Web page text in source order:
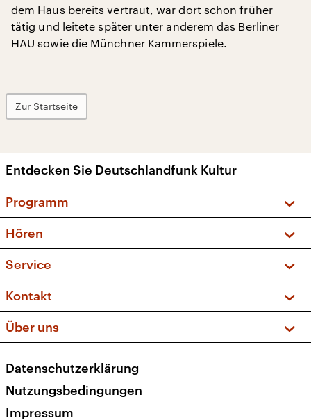
dem Haus bereits vertraut, war dort schon früher
tätig und leitete später unter anderem das Berliner
HAU sowie die Münchner Kammerspiele.
Zur Startseite
Entdecken Sie Deutschlandfunk Kultur
Programm
Sendungen und Podcasts
Musikliste
Kakadu – Das Kinderprogramm
Hören
Frequenzen (UKW + DAB+)
Service
FAQ
Apps
Newsletter
Veranstaltungen
Kontakt
Social Media
Über uns
Presse
Karriere
Datenschutzerklärung
Nutzungsbedingungen
Impressum